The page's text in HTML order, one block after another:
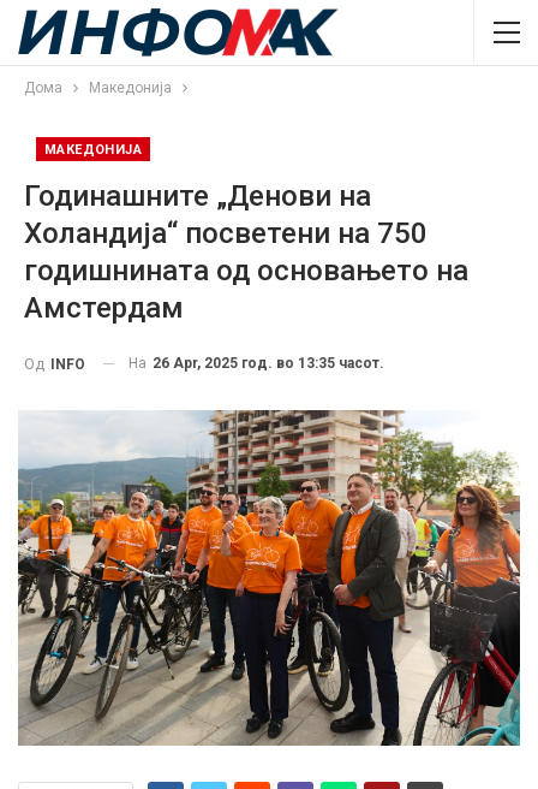
Дома Македонија
МАКЕДОНИЈА
Годинашните „Денови на
Холандија“ посветени на 750
годишнината од основањето на
Амстердам
Од INFO На 26 Apr, 2025 год. во 13:35 часот.